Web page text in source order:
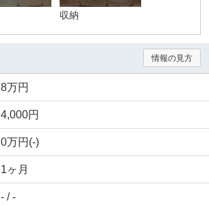
収納
情報の見方
8万円
4,000円
0万円(-)
1ヶ月
- / -